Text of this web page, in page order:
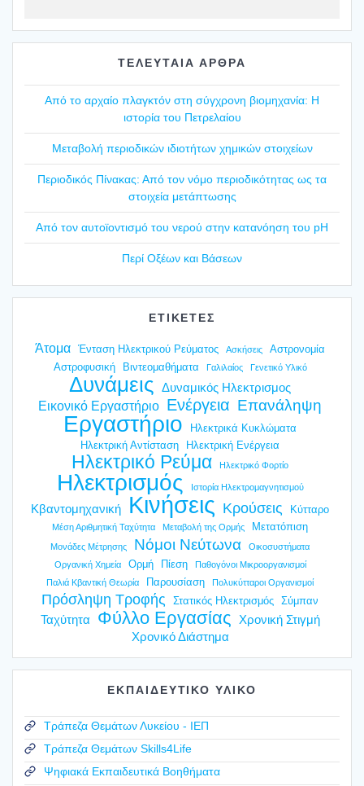
ΤΕΛΕΥΤΑΙΑ ΑΡΘΡΑ
Από το αρχαίο πλαγ­κτόν στη σύγ­χρο­νη βιο­μη­χα­νία: Η
ιστο­ρία του Πετρε­λαί­ου
Mετα­βο­λή περιο­δι­κών ιδιο­τή­των χημι­κών στοι­χεί­ων
Περιο­δι­κός Πίνα­κας: Από τον νόμο περιο­δι­κό­τη­τας ως τα
στοι­χεία μετά­πτω­σης
Από τον αυτοϊ­ο­ντι­σμό του νερού στην κατα­νό­η­ση του pH
Περί Οξέ­ων και Βάσε­ων
ΕΤΙΚΕΤΕΣ
Άτομα Ένταση Ηλεκτρικού Ρεύματος Ασκήσεις
Αστρονομία
Αστροφυσική
Βιντεομαθήματα Γαλιλαίος Γενετικό Υλικό
Δυνάμεις Δυναμικός Ηλεκτρισμος
Εικονικό Εργαστήριο Ενέργεια Επανάληψη
Εργαστήριο
Ηλεκτρικά Κυκλώματα
Ηλεκτρική Αντίσταση
Ηλεκτρική Ενέργεια
Ηλεκτρικό Ρεύμα Ηλεκτρικό Φορτίο
Ηλεκτρισμός Ιστορία Ηλεκτρομαγνητισμού
Κβαντομηχανική Κινήσεις Κρούσεις Κύτταρο
Μέση Αριθμητική Ταχύτητα Μεταβολή της Ορμής Μετατόπιση
Μονάδες Μέτρησης Νόμοι Νεύτωνα
Οικοσυστήματα
Οργανική Χημεία
Ορμή Πίεση
Παθογόνοι Μικροοργανισμοί
Παλιά Κβαντική Θεωρία
Παρουσίαση Πολυκύτταροι Οργανισμοί
Πρόσληψη Τροφής Στατικός Ηλεκτρισμός Σύμπαν
Ταχύτητα Φύλλο Εργασίας
Χρονική Στιγμή
Χρονικό Διάστημα
ΕΚΠΑΙΔΕΥΤΙΚΟ ΥΛΙΚΟ
Τράπεζα Θεμάτων Λυκείου - ΙΕΠ
Τράπεζα Θεμάτων Skills4Life
Ψηφιακά Εκπαιδευτικά Βοηθήματα